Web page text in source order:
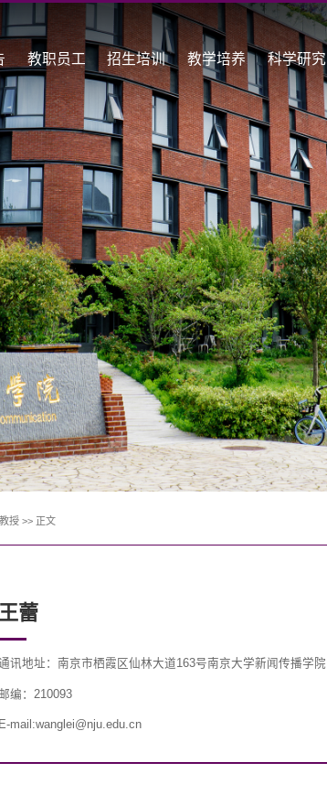
教职员工 招生培训 教学培养 科学研究
教授 >> 正文
王蕾
讯地址：南京市栖霞区仙林大道163号南京大学新闻传播学院
邮编：210093
E-mail:wanglei@nju.edu.cn